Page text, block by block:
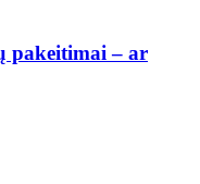
pakeitimai – ar